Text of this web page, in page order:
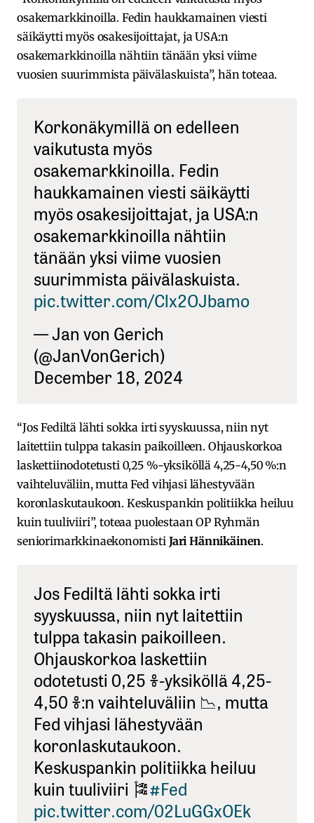
osakemarkkinoilla. Fedin haukkamainen viesti
säikäytti myös osakesijoittajat, ja USA:n
osakemarkkinoilla nähtiin tänään yksi viime
vuosien suurimmista päivälaskuista”, hän toteaa.
Korkonäkymillä on edelleen
vaikutusta myös
osakemarkkinoilla. Fedin
haukkamainen viesti säikäytti
myös osakesijoittajat, ja USA:n
osakemarkkinoilla nähtiin
tänään yksi viime vuosien
suurimmista päivälaskuista.
pic.twitter.com/Clx2OJbamo
— Jan von Gerich
(@JanVonGerich)
December 18, 2024
“Jos Fediltä lähti sokka irti syyskuussa, niin nyt
laitettiin tulppa takasin paikoilleen. Ohjauskorkoa
laskettiinodotetusti 0,25 %-yksiköllä 4,25-4,50 %:n
vaihteluväliin, mutta Fed vihjasi lähestyvään
koronlaskutaukoon. Keskuspankin politiikka heiluu
kuin tuuliviiri”, toteaa puolestaan OP Ryhmän
seniorimarkkinaekonomisti Jari Hännikäinen.
Jos Fediltä lähti sokka irti
syyskuussa, niin nyt laitettiin
tulppa takasin paikoilleen.
Ohjauskorkoa laskettiin
odotetusti 0,25 %-yksiköllä 4,25-
4,50 %:n vaihteluväliin 📉, mutta
Fed vihjasi lähestyvään
koronlaskutaukoon.
Keskuspankin politiikka heiluu
kuin tuuliviiri 🎏#Fed
pic.twitter.com/02LuGGxOEk